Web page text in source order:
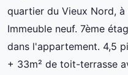
quartier du Vieux Nord,
Immeuble neuf. 7ème
dans l'appartement. 4,5
+ 33m² de toit-terrasse